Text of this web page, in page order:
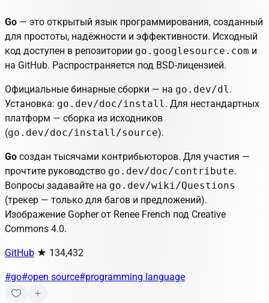
Go — это открытый язык программирования, созданный
для простоты, надёжности и эффективности. Исходный
код доступен в репозитории go.googlesource.com и
на GitHub. Распространяется под BSD-лицензией.
Официальные бинарные сборки — на go.dev/dl.
Установка: go.dev/doc/install. Для нестандартных
платформ — сборка из исходников
(go.dev/doc/install/source).
Go создан тысячами контрибьюторов. Для участия —
прочтите руководство go.dev/doc/contribute.
Вопросы задавайте на go.dev/wiki/Questions
(трекер — только для багов и предложений).
Изображение Gopher от Renee French под Creative
Commons 4.0.
GitHub ★ 134,432
#go#open source#programming language